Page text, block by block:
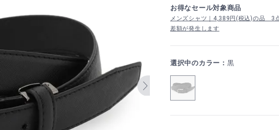
お得なセール対象商品
メンズシャツ｜4,389円(税込)の品 3
差額が発生します
選択中のカラー： 黒